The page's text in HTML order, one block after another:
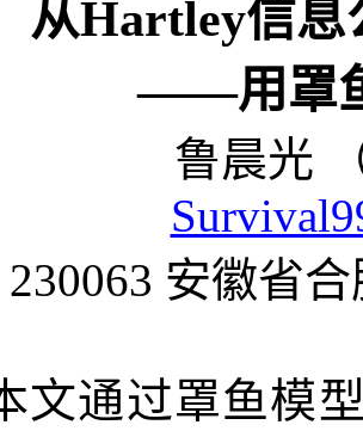
从Hartley信息
――用罩
鲁晨光
230063 安徽省
文通过罩鱼模